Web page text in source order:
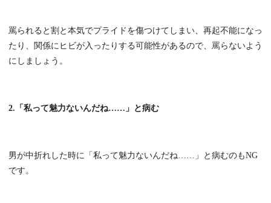
罵られると割と本気でプライドを傷つけてしまい、再起不能になっ
たり、関係にヒビが入ったりする可能性があるので、罵らないよう
にしましょう。
2.「私って魅力ないんだね……」と病む
男が中折れした時に「私って魅力ないんだね……」と病むのもNG
です。